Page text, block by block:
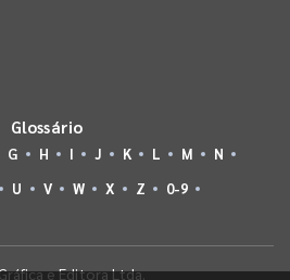
Glossário
G H I J K L M
N
U V W X Z 0-9
e Editora Ltda.